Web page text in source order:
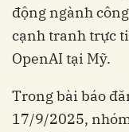
động ngành
cạnh tranh trực
OpenAI tại Mỹ.
Trong bài báo
17/9/2025,